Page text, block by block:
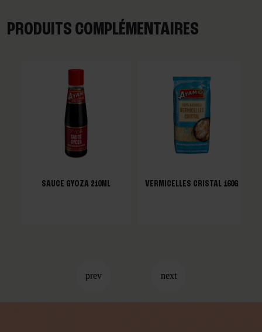
PRODUITS COMPLÉMENTAIRES
SAUCE GYOZA 210ML VERMICELLES CRISTAL 160G